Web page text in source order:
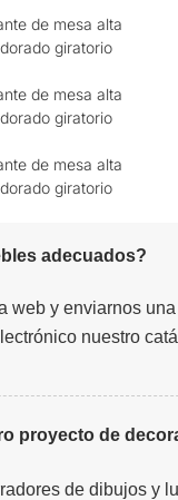
adecuados?
web y enviarnos
nuestro
proyecto de
de dibujos y